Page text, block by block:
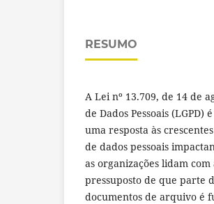
RESUMO
A Lei nº 13.709, de 14 de
de Dados Pessoais
uma resposta às
de dados pessoais
as organizações lidam
pressuposto de que parte
documentos de arquivo é